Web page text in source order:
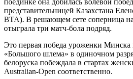
представительницей Казахстана
ВТА). В решающем сете соперница
отыграла три матч-бола подряд.
Это первая победа уроженки Минска
«Большого шлема» в одиночном
белоруска побеждала в стартах
Australian-Open соответственно.